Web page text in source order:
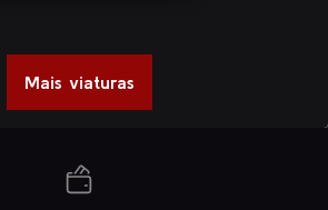
Mais viaturas